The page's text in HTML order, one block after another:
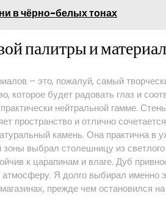
в чёрно-белых тонах
палитры и
– это, пожалуй, самый
которое будет радовать глаз и
нейтральной гамме.
пространство и отлично
камень. Она практична в
выбрал столешницу из
к царапинам и влаге. Дуб
Я долго выбирал именно
прежде чем остановился